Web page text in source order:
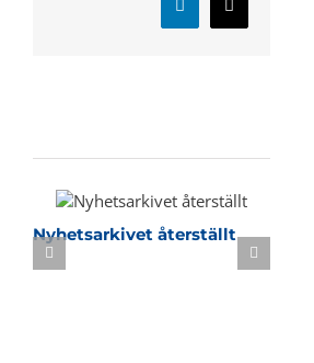
LinkedInE-
post
Nyhetsarkivet återställt